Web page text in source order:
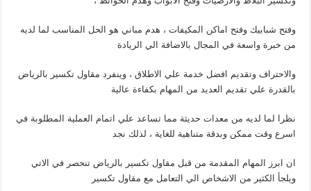
وفتح شبابيك وفتح اماكن المكيفات ، هدم مباني هو الحل المناسب لما لديه
من خبرة واسعة في المجال بالاضافة الي الريادة
والاحتراف وتقديم افضل خدمة علي الاطلاق ، وينفرد مقاول تكسير بالرياض
بالقدرة علي تقديم العديد من المهام بكفاءة عالية
نظرا لما لديه من معدات حديثة مما تساعد علي اتمام العملية المطلوبة في
اسرع وقت ممكن وبدقة متناهية للغاية ، لذلك نجد
ان ابرز المهام المقدمة من قبل مقاول تكسير بالرياض تنحصر في الاتي
ويلجأ الكثير من الاشخاص الي التعامل مع مقاول تكسير